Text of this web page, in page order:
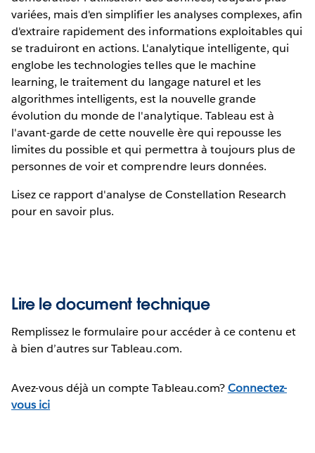
variées, mais d'en simplifier les analyses complexes, afin
d'extraire rapidement des informations exploitables qui
se traduiront en actions. L'analytique intelligente, qui
englobe les technologies telles que le machine
learning, le traitement du langage naturel et les
algorithmes intelligents, est la nouvelle grande
évolution du monde de l'analytique. Tableau est à
l'avant-garde de cette nouvelle ère qui repousse les
limites du possible et qui permettra à toujours plus de
personnes de voir et comprendre leurs données.
Lisez ce rapport d'analyse de Constellation Research
pour en savoir plus.
Lire le document technique
Remplissez le formulaire pour accéder à ce contenu et
à bien d’autres sur Tableau.com.
Avez-vous déjà un compte Tableau.com?Connectez-
vous ici